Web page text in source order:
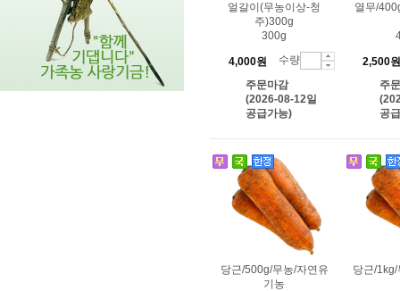
얼갈이(무농이상-청
주)300g
300g
4,000원
수량
주문마감
(2026-08-12일
공급가능)
열무/
2,500원
주
공
당근/500g/무농/자연유
기농
당근/